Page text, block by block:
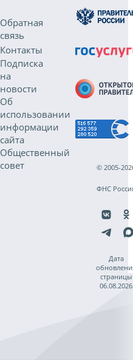
Обратная
связь
Контакты
Подписка
на
новости
Об
использовании
информации
сайта
Общественный
совет
© 2005-
ФНС
Дата
страницы
06.08.2026